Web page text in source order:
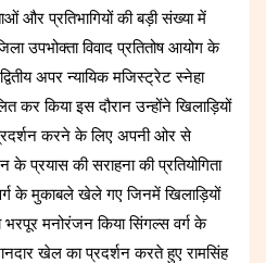
और प्रतिभागियों की बड़ी संख्या में
उपभोक्ता विवाद प्रतितोष आयोग के
अपर न्यायिक मजिस्ट्रेट स्नेहा
कर किया इस दौरान उन्होंने खिलाड़ियों
करने के लिए अपनी ओर से
प्रयास की सराहना की प्रतियोगिता
के मुकाबले खेले गए जिनमें खिलाड़ियों
भरपूर मनोरंजन किया सिंगल्स वर्ग के
खेल का प्रदर्शन करते हुए रामसिंह